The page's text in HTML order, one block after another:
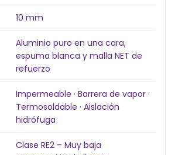
10 mm
Aluminio puro en una cara,
espuma blanca y malla NET de
refuerzo
Impermeable · Barrera de vapor ·
Termosoldable · Aislación
hidrófuga
Clase RE2 – Muy baja